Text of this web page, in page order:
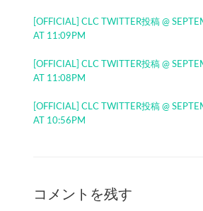
[OFFICIAL] CLC TWITTER投稿 @
AT 11:09PM
[OFFICIAL] CLC TWITTER投稿 @
AT 11:08PM
[OFFICIAL] CLC TWITTER投稿 @
AT 10:56PM
コメントを残す